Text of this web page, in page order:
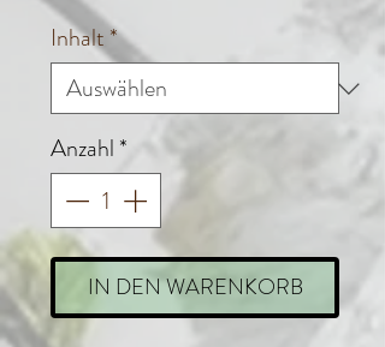
Inhalt*
Anzahl *
IN DEN WARENKORB